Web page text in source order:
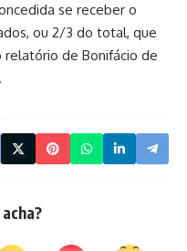
se receber o
ou 2/3 do total, que
de Bonifácio de